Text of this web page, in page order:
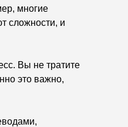
многие
сложности, и
Вы не тратите
это важно,